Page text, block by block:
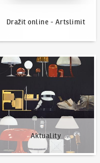
Dražit online - Artslimit
Aktuality
Aktuality